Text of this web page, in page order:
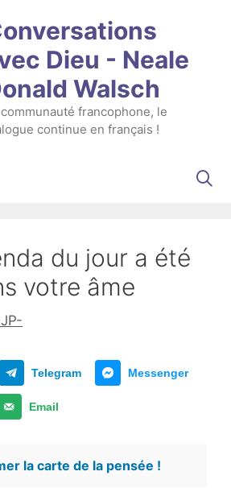
Dieu - Neale
Walsch
communauté francophone, le
continue en français !
du jour a été
votre âme
Telegram Messenger
Email
la carte de la pensée !